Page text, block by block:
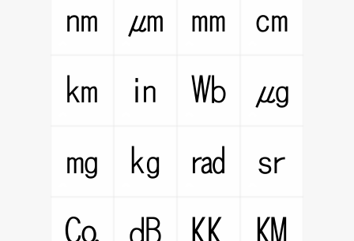
㎚ ㎛ ㎜
㎝
㎞
㏌ ㏝
㎍
㎎
㎏ ㎭
㏛
㏇
㏈ ㏍ ㏎